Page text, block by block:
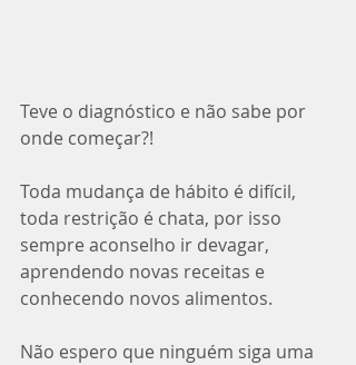
Teve o diagnóstico e não sabe por
onde começar?!
Toda mudança de hábito é difícil,
toda restrição é chata, por isso
sempre aconselho ir devagar,
aprendendo novas receitas e
conhecendo novos alimentos.
Não espero que ninguém siga uma